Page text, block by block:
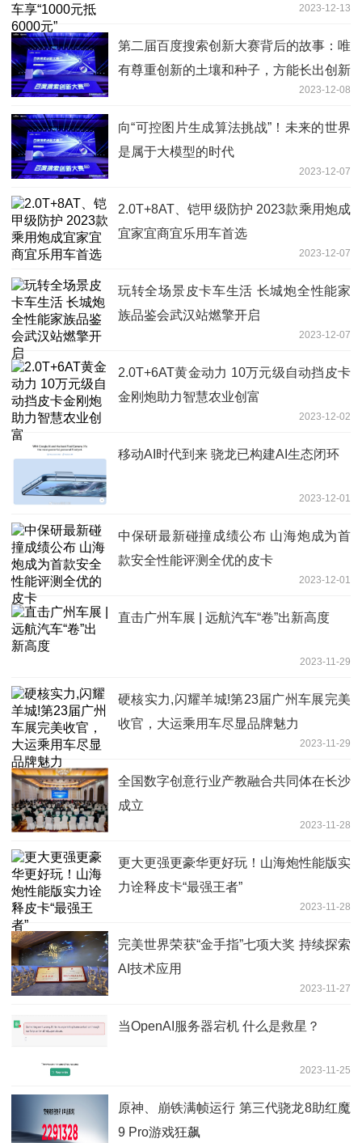
2023-12-13
第二届百度搜索创新大赛背后的故事：唯
有尊重创新的土壤和种子，方能长出创新
2023-12-08
向“可控图片生成算法挑战”！未来的世界
是属于大模型的时代
2023-12-07
2.0T+8AT、铠甲级防护 2023款乘用炮成
宜家宜商宜乐用车首选
2023-12-07
玩转全场景皮卡车生活 长城炮全性能家
族品鉴会武汉站燃擎开启
2023-12-07
2.0T+6AT黄金动力 10万元级自动挡皮卡
金刚炮助力智慧农业创富
2023-12-02
移动AI时代到来 骁龙已构建AI生态闭环
2023-12-01
中保研最新碰撞成绩公布 山海炮成为首
款安全性能评测全优的皮卡
2023-12-01
直击广州车展 | 远航汽车“卷”出新高度
2023-11-29
硬核实力,闪耀羊城!第23届广州车展完美
收官，大运乘用车尽显品牌魅力
2023-11-29
全国数字创意行业产教融合共同体在长沙
成立
2023-11-28
更大更强更豪华更好玩！山海炮性能版实
力诠释皮卡“最强王者”
2023-11-28
完美世界荣获“金手指”七项大奖 持续探索
AI技术应用
2023-11-27
当OpenAI服务器宕机 什么是救星？
2023-11-25
原神、崩铁满帧运行 第三代骁龙8助红魔
9 Pro游戏狂飙